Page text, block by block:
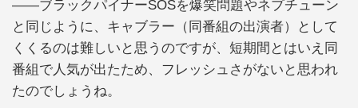
――ブラックパイナーSOSを爆笑問題やネプチューン
と同じように、キャブラー（同番組の出演者）として
くくるのは難しいと思うのですが、短期間とはいえ同
番組で人気が出たため、フレッシュさがないと思われ
たのでしょうね。